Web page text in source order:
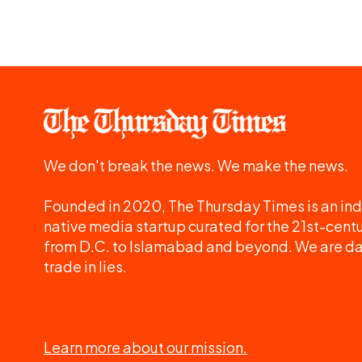
We don't break the news. We make the news.
Founded in 2020, The Thursday Times is an
native media startup curated for the 21st-
from D.C. to Islamabad and beyond. We are
trade in lies.
Learn more about our mission.